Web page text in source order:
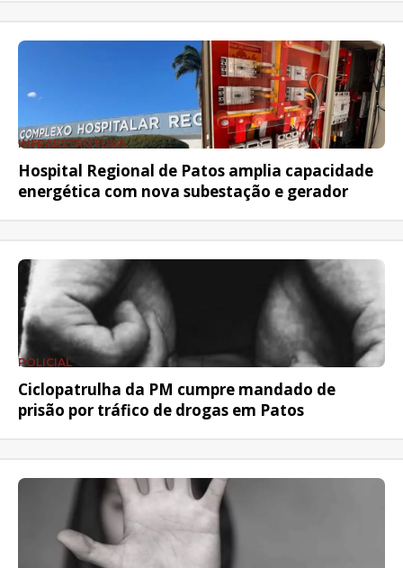
INFRAESTRUTURA
Hospital Regional de Patos amplia capacidade
energética com nova subestação e gerador
POLICIAL
Ciclopatrulha da PM cumpre mandado de
prisão por tráfico de drogas em Patos